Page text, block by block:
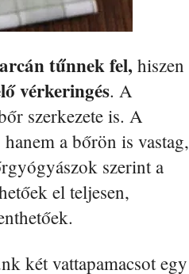
tűnnek fel, hiszen
vérkeringés. A
szerkezete is. A
a bőrön is vastag,
szerint a
el teljesen,
két vattapamacsot egy